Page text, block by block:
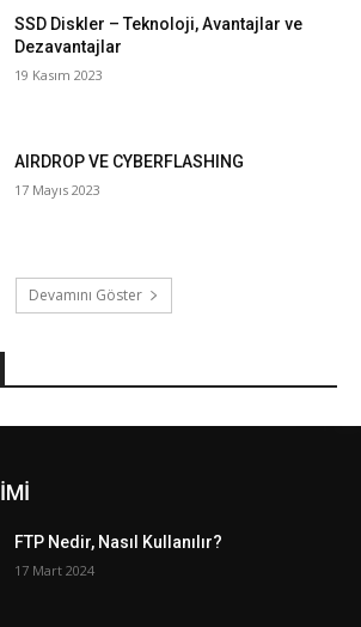
SSD Diskler – Teknoloji, Avantajlar ve
Dezavantajlar
19 Kasım 2023
AIRDROP VE CYBERFLASHING
17 Mayıs 2023
Devamını Göster
FTP Nedir, Nasıl Kullanılır?
17 Mart 2024